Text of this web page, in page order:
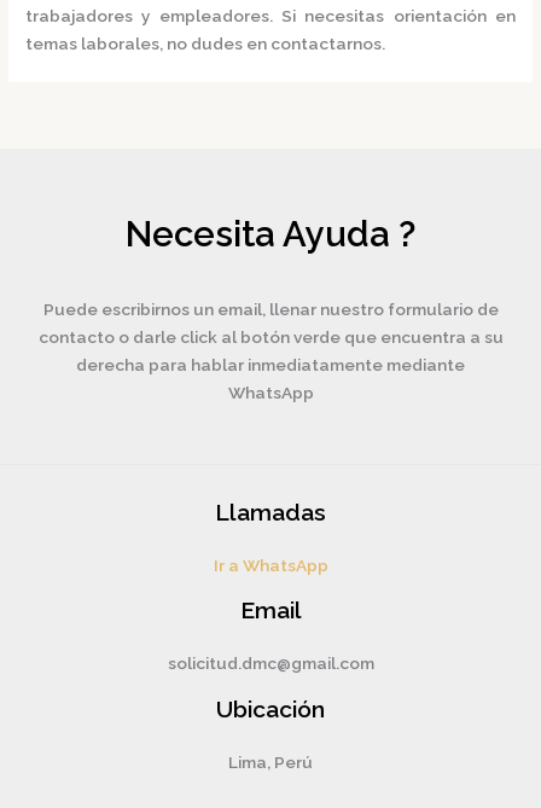
trabajadores y empleadores. Si necesitas orientación en
temas laborales, no dudes en contactarnos.
Necesita Ayuda ?
Puede escribirnos un email, llenar nuestro formulario de
contacto o darle click al botón verde que encuentra a su
derecha para hablar inmediatamente mediante
WhatsApp
Llamadas
Ir a WhatsApp
Email
solicitud.dmc@gmail.com
Ubicación
Lima, Perú